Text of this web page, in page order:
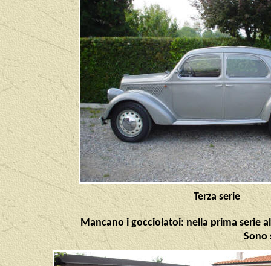
Terza serie
Mancano i gocciolatoi: nella prima serie
Sono